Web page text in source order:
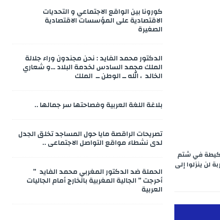
في شتم
لن ينزلوا إلى
كورونا بين الواقع الاجتماعي و التحديات
الاقتصادية على المؤسسات الاقتصادية
الصغيرة
الدكتور محمد الفايد : نحن مجندون وراء جلالة
الملك محمد السادس لخدمة البلاد …و شعاري
الخالد ، الله ــ الوطن ــ الملك
بلاغة اللغة العربية وفصاحتها سر جمالها ..
تصريحات الراقصة مايا حول المساجد تخلق الجدل
لدى نشطاء مواقع التواصل الاجتماعي ..
الحملة ضد الدكتور المغربي محمد الفايد ”
أحرجت ” الجالية المغربية بالخارج أمام الجاليات
العربية